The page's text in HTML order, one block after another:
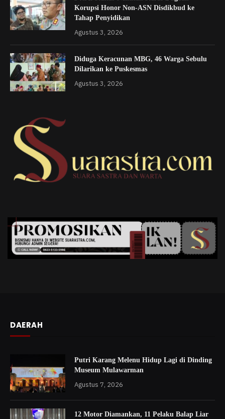
Korupsi Honor Non-ASN Disdikbud ke
Tahap Penyidikan
Agustus 3, 2026
Diduga Keracunan MBG, 46 Warga Sebulu
Dilarikan ke Puskesmas
Agustus 3, 2026
DAERAH
Putri Karang Melenu Hidup Lagi di Dinding
Museum Mulawarman
Agustus 7, 2026
12 Motor Diamankan, 11 Pelaku Balap Liar